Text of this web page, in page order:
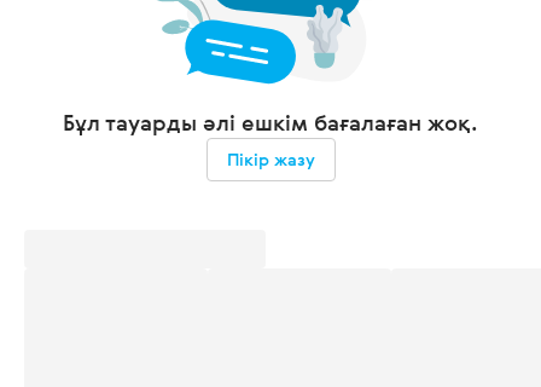
Бұл тауарды әлі ешкім бағалаған жоқ.
Пікір жазу